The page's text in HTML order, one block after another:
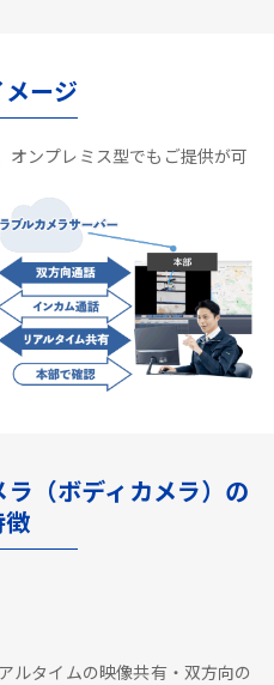
ージ
オンプレミス型でもご提供が可
（ボディカメラ）の
ルタイムの映像共有・双方向の